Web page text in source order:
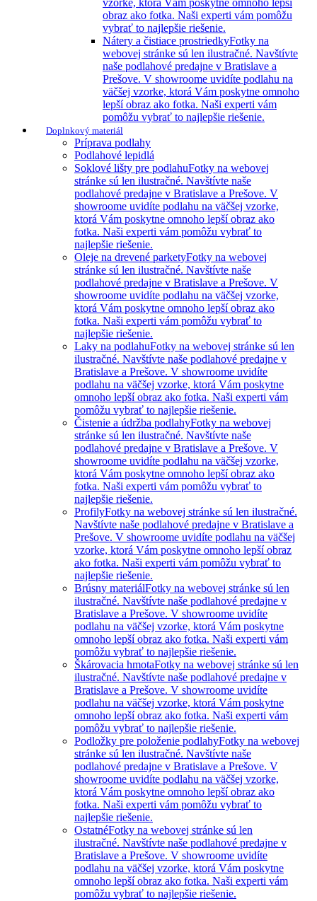
vzorke, ktorá Vám poskytne omnoho lepší
obraz ako fotka. Naši experti vám pomôžu
vybrať to najlepšie riešenie.
Nátery a čistiace prostriedkyFotky na
webovej stránke sú len ilustračné. Navštívte
naše podlahové predajne v Bratislave a
Prešove. V showroome uvidíte podlahu na
väčšej vzorke, ktorá Vám poskytne omnoho
lepší obraz ako fotka. Naši experti vám
pomôžu vybrať to najlepšie riešenie.
Doplnkový materiál
Príprava podlahy
Podlahové lepidlá
Soklové lišty pre podlahuFotky na webovej
stránke sú len ilustračné. Navštívte naše
podlahové predajne v Bratislave a Prešove. V
showroome uvidíte podlahu na väčšej vzorke,
ktorá Vám poskytne omnoho lepší obraz ako
fotka. Naši experti vám pomôžu vybrať to
najlepšie riešenie.
Oleje na drevené parketyFotky na webovej
stránke sú len ilustračné. Navštívte naše
podlahové predajne v Bratislave a Prešove. V
showroome uvidíte podlahu na väčšej vzorke,
ktorá Vám poskytne omnoho lepší obraz ako
fotka. Naši experti vám pomôžu vybrať to
najlepšie riešenie.
Laky na podlahuFotky na webovej stránke sú len
ilustračné. Navštívte naše podlahové predajne v
Bratislave a Prešove. V showroome uvidíte
podlahu na väčšej vzorke, ktorá Vám poskytne
omnoho lepší obraz ako fotka. Naši experti vám
pomôžu vybrať to najlepšie riešenie.
Čistenie a údržba podlahyFotky na webovej
stránke sú len ilustračné. Navštívte naše
podlahové predajne v Bratislave a Prešove. V
showroome uvidíte podlahu na väčšej vzorke,
ktorá Vám poskytne omnoho lepší obraz ako
fotka. Naši experti vám pomôžu vybrať to
najlepšie riešenie.
ProfilyFotky na webovej stránke sú len ilustračné.
Navštívte naše podlahové predajne v Bratislave a
Prešove. V showroome uvidíte podlahu na väčšej
vzorke, ktorá Vám poskytne omnoho lepší obraz
ako fotka. Naši experti vám pomôžu vybrať to
najlepšie riešenie.
Brúsny materiálFotky na webovej stránke sú len
ilustračné. Navštívte naše podlahové predajne v
Bratislave a Prešove. V showroome uvidíte
podlahu na väčšej vzorke, ktorá Vám poskytne
omnoho lepší obraz ako fotka. Naši experti vám
pomôžu vybrať to najlepšie riešenie.
Škárovacia hmotaFotky na webovej stránke sú len
ilustračné. Navštívte naše podlahové predajne v
Bratislave a Prešove. V showroome uvidíte
podlahu na väčšej vzorke, ktorá Vám poskytne
omnoho lepší obraz ako fotka. Naši experti vám
pomôžu vybrať to najlepšie riešenie.
Podložky pre položenie podlahyFotky na webovej
stránke sú len ilustračné. Navštívte naše
podlahové predajne v Bratislave a Prešove. V
showroome uvidíte podlahu na väčšej vzorke,
ktorá Vám poskytne omnoho lepší obraz ako
fotka. Naši experti vám pomôžu vybrať to
najlepšie riešenie.
OstatnéFotky na webovej stránke sú len
ilustračné. Navštívte naše podlahové predajne v
Bratislave a Prešove. V showroome uvidíte
podlahu na väčšej vzorke, ktorá Vám poskytne
omnoho lepší obraz ako fotka. Naši experti vám
pomôžu vybrať to najlepšie riešenie.